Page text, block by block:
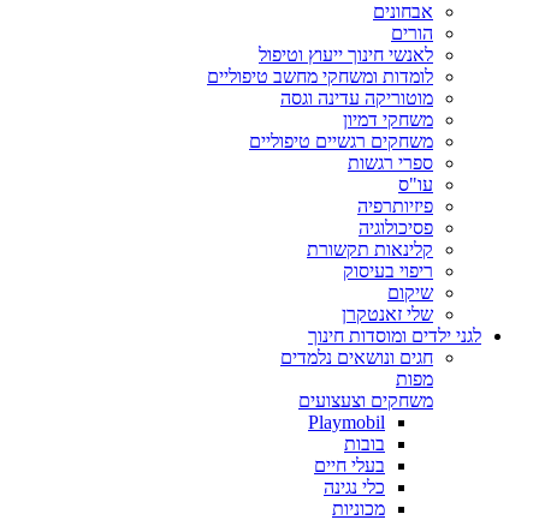
אבחונים
הורים
לאנשי חינוך ייעוץ וטיפול
לומדות ומשחקי מחשב טיפוליים
מוטוריקה עדינה וגסה
משחקי דמיון
משחקים רגשיים טיפוליים
ספרי רגשות
עו"ס
פיזיותרפיה
פסיכולוגיה
קלינאות תקשורת
ריפוי בעיסוק
שיקום
שלי זאנטקרן
לגני ילדים ומוסדות חינוך
חגים ונושאים נלמדים
מפות
משחקים וצעצועים
Playmobil
בובות
בעלי חיים
כלי נגינה
מכוניות